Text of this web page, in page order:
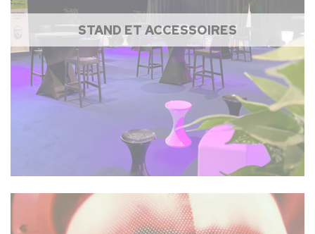
STAND ET ACCESSOIRES